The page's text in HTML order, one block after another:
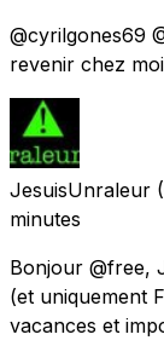
@cyrilgones69
revenir chez
JesuisUnraleur
minutes
Bonjour @free,
(et uniquement
vacances et